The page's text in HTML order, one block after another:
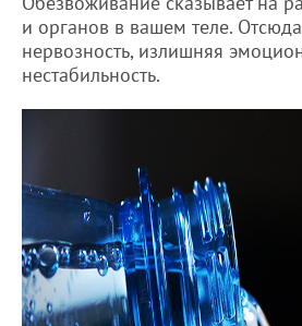
и органов в вашем теле. Отсюда
нервозность, излишняя
нестабильность.